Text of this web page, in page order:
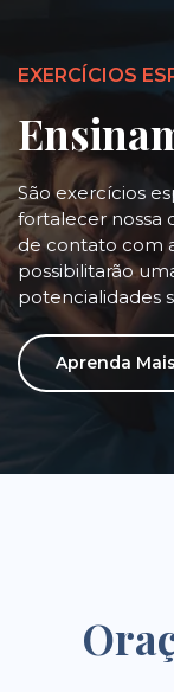
EXERCÍCIOS
São exercícios
fortalecer nossa
de contato com
possibilitarão
potencialidades
Aprenda Mais